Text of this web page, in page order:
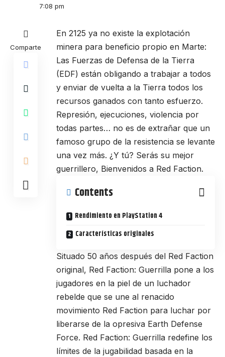
7:08 pm
Comparte
En 2125 ya no existe la explotación
minera para beneficio propio en Marte:
Las Fuerzas de Defensa de la Tierra
(EDF) están obligando a trabajar a todos
y enviar de vuelta a la Tierra todos los
recursos ganados con tanto esfuerzo.
Represión, ejecuciones, violencia por
todas partes… no es de extrañar que un
famoso grupo de la resistencia se levante
una vez más. ¿Y tú? Serás su mejor
guerrillero, Bienvenidos a Red Faction.
Contents
Rendimiento en PlayStation 4
Características originales
Situado 50 años después del Red Faction
original, Red Faction: Guerrilla pone a los
jugadores en la piel de un luchador
rebelde que se une al renacido
movimiento Red Faction para luchar por
liberarse de la opresiva Earth Defense
Force. Red Faction: Guerrilla redefine los
límites de la jugabilidad basada en la